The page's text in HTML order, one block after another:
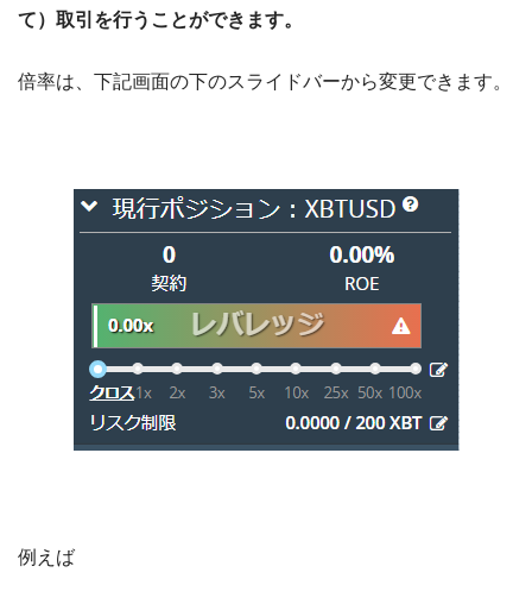
て）取引を行うことができます。
倍率は、下記画面の下のスライドバーから変更できます。
例えば